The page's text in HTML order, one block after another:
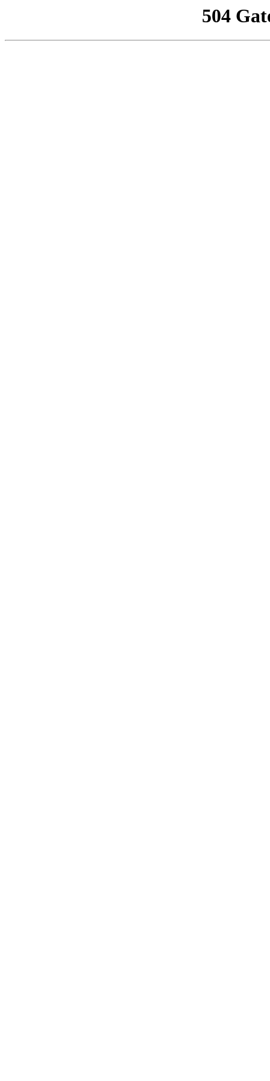
504